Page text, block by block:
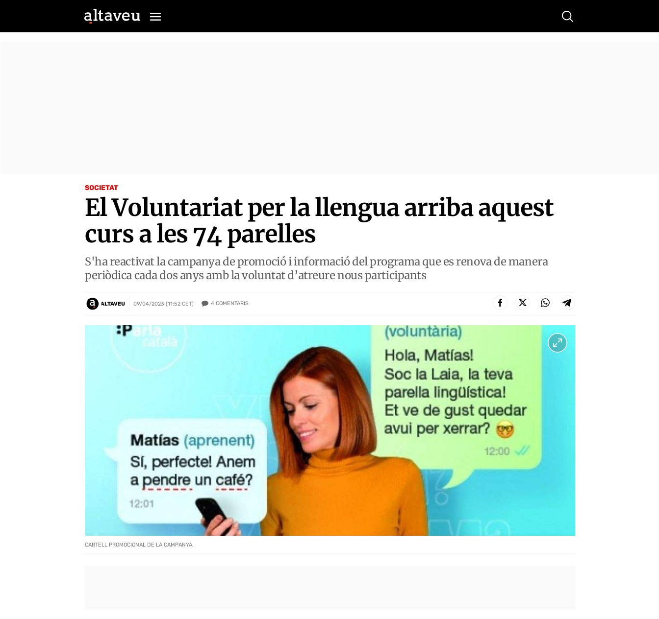
Buscar
SOCIETAT
El Voluntariat per la llengua arriba aquest
curs a les 74 parelles
S'ha reactivat la campanya de promoció i informació del programa que es renova de manera
periòdica cada dos anys amb la voluntat d’atreure nous participants
ALTAVEU 09/04/2023 (11:52 CET) 4 COMENTARIS
CARTELL PROMOCIONAL DE LA CAMPANYA.